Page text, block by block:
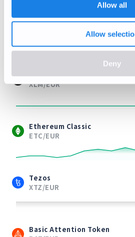
Allow all
Allow
Deny
Litecoin
Stellar Lumens
XLM/EUR
Ethereum Classic
ETC/EUR
Tezos
XTZ/EUR
Basic Attention Token